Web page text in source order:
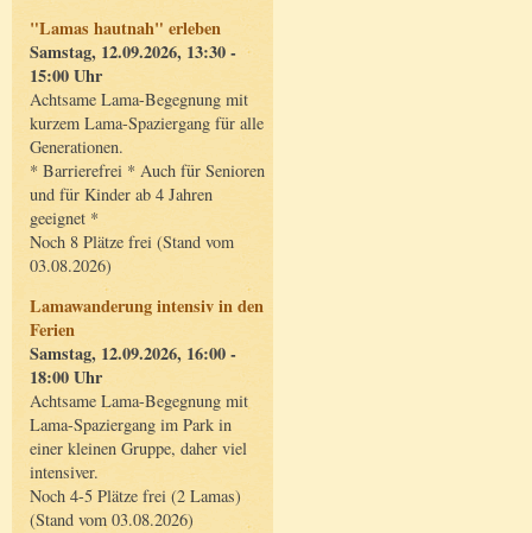
"Lamas hautnah" erleben
Samstag, 12.09.2026, 13:30 -
15:00 Uhr
Achtsame Lama-Begegnung mit
kurzem Lama-Spaziergang für alle
Generationen.
* Barrierefrei * Auch für Senioren
und für Kinder ab 4 Jahren
geeignet *
Noch 8 Plätze frei (Stand vom
03.08.2026)
Lamawanderung intensiv in den
Ferien
Samstag, 12.09.2026, 16:00 -
18:00 Uhr
Achtsame Lama-Begegnung mit
Lama-Spaziergang im Park in
einer kleinen Gruppe, daher viel
intensiver.
Noch 4-5 Plätze frei (2 Lamas)
(Stand vom 03.08.2026)